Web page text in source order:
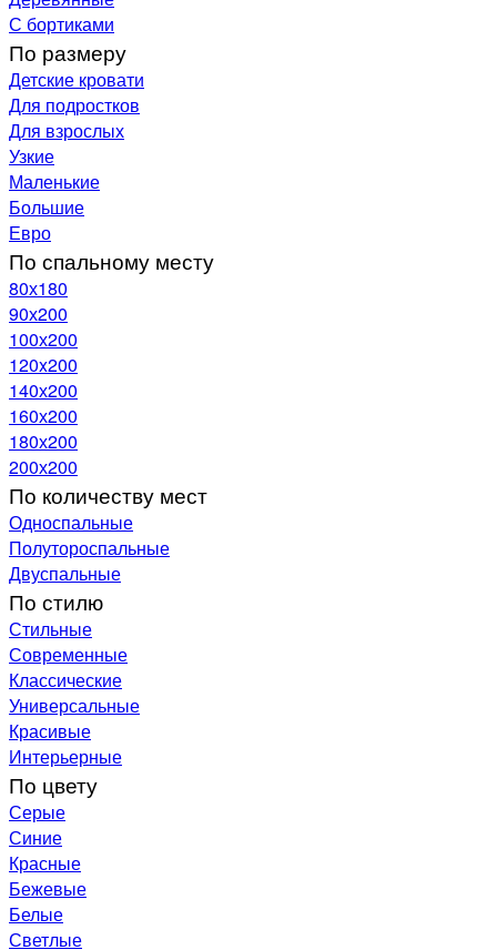
С бортиками
По размеру
Детские кровати
Для подростков
Для взрослых
Узкие
Маленькие
Большие
Евро
По спальному месту
80х180
90х200
100х200
120x200
140х200
160х200
180х200
200х200
По количеству мест
Односпальные
Полутороспальные
Двуспальные
По стилю
Стильные
Современные
Классические
Универсальные
Красивые
Интерьерные
По цвету
Серые
Синие
Красные
Бежевые
Белые
Светлые